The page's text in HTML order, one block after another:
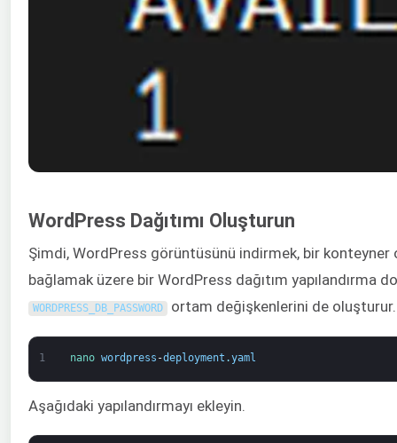
WordPress Dağıtımı Oluşturun
Şimdi, WordPress görüntüsünü indirmek, bir
bağlamak üzere bir WordPress dağıtım yapılandırma
WORDPRESS_DB_PASSWORD ortam değişkenlerini de oluşturur.
1 nano wordpress -deployment .yaml
Aşağıdaki yapılandırmayı ekleyin.